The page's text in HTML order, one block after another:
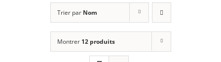
Trier par Nom
Montrer 12 produits